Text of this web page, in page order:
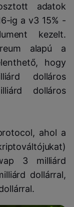
adatok
ig a v3 15% -
kezelt.
alapú a
hogy
dolláros
dolláros
ahol a
3 milliárd
dollárral,